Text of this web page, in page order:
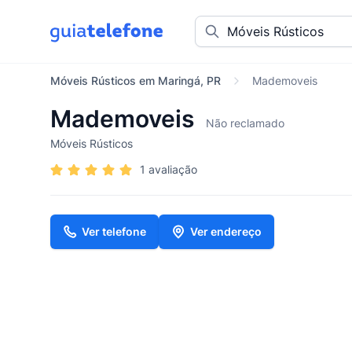
Móveis Rústicos em Maringá, PR Mademoveis
Mademoveis
Não reclamado
Móveis Rústicos
1 avaliação
Ver telefone Ver endereço